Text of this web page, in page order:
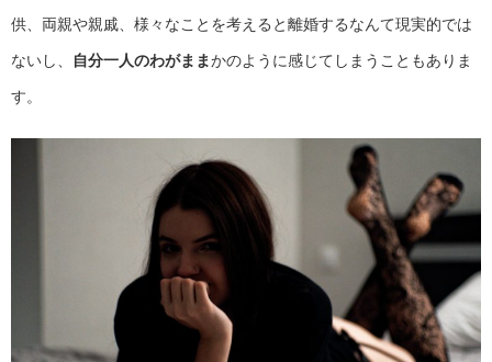
供、両親や親戚、様々なことを考えると離婚するなんて現実的では
ないし、 自分一人のわがままかのように感じてしまうこともありま
す。